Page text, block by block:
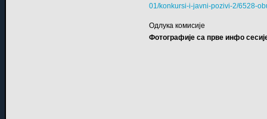
01/konkursi-i-javni-pozivi-2/6528-
Одлука комисије
Фотографије са прве инфо